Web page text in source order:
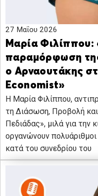
27 Μαΐου 2026
Μαρία Φιλίππου:
παραμόρφωση
ο Αρναουτάκης
Economist»
Η Μαρία Φιλίππου,
τη Διάσωση, Προβολή
Πεδιάδας», μιλά για την
οργανώνουν
κατά του συνεδρίου του